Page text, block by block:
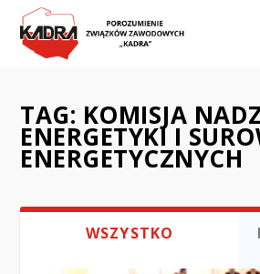
TAG: KOMISJA
ENERGETYKI I
ENERGETYCZNYCH
WSZYSTKO